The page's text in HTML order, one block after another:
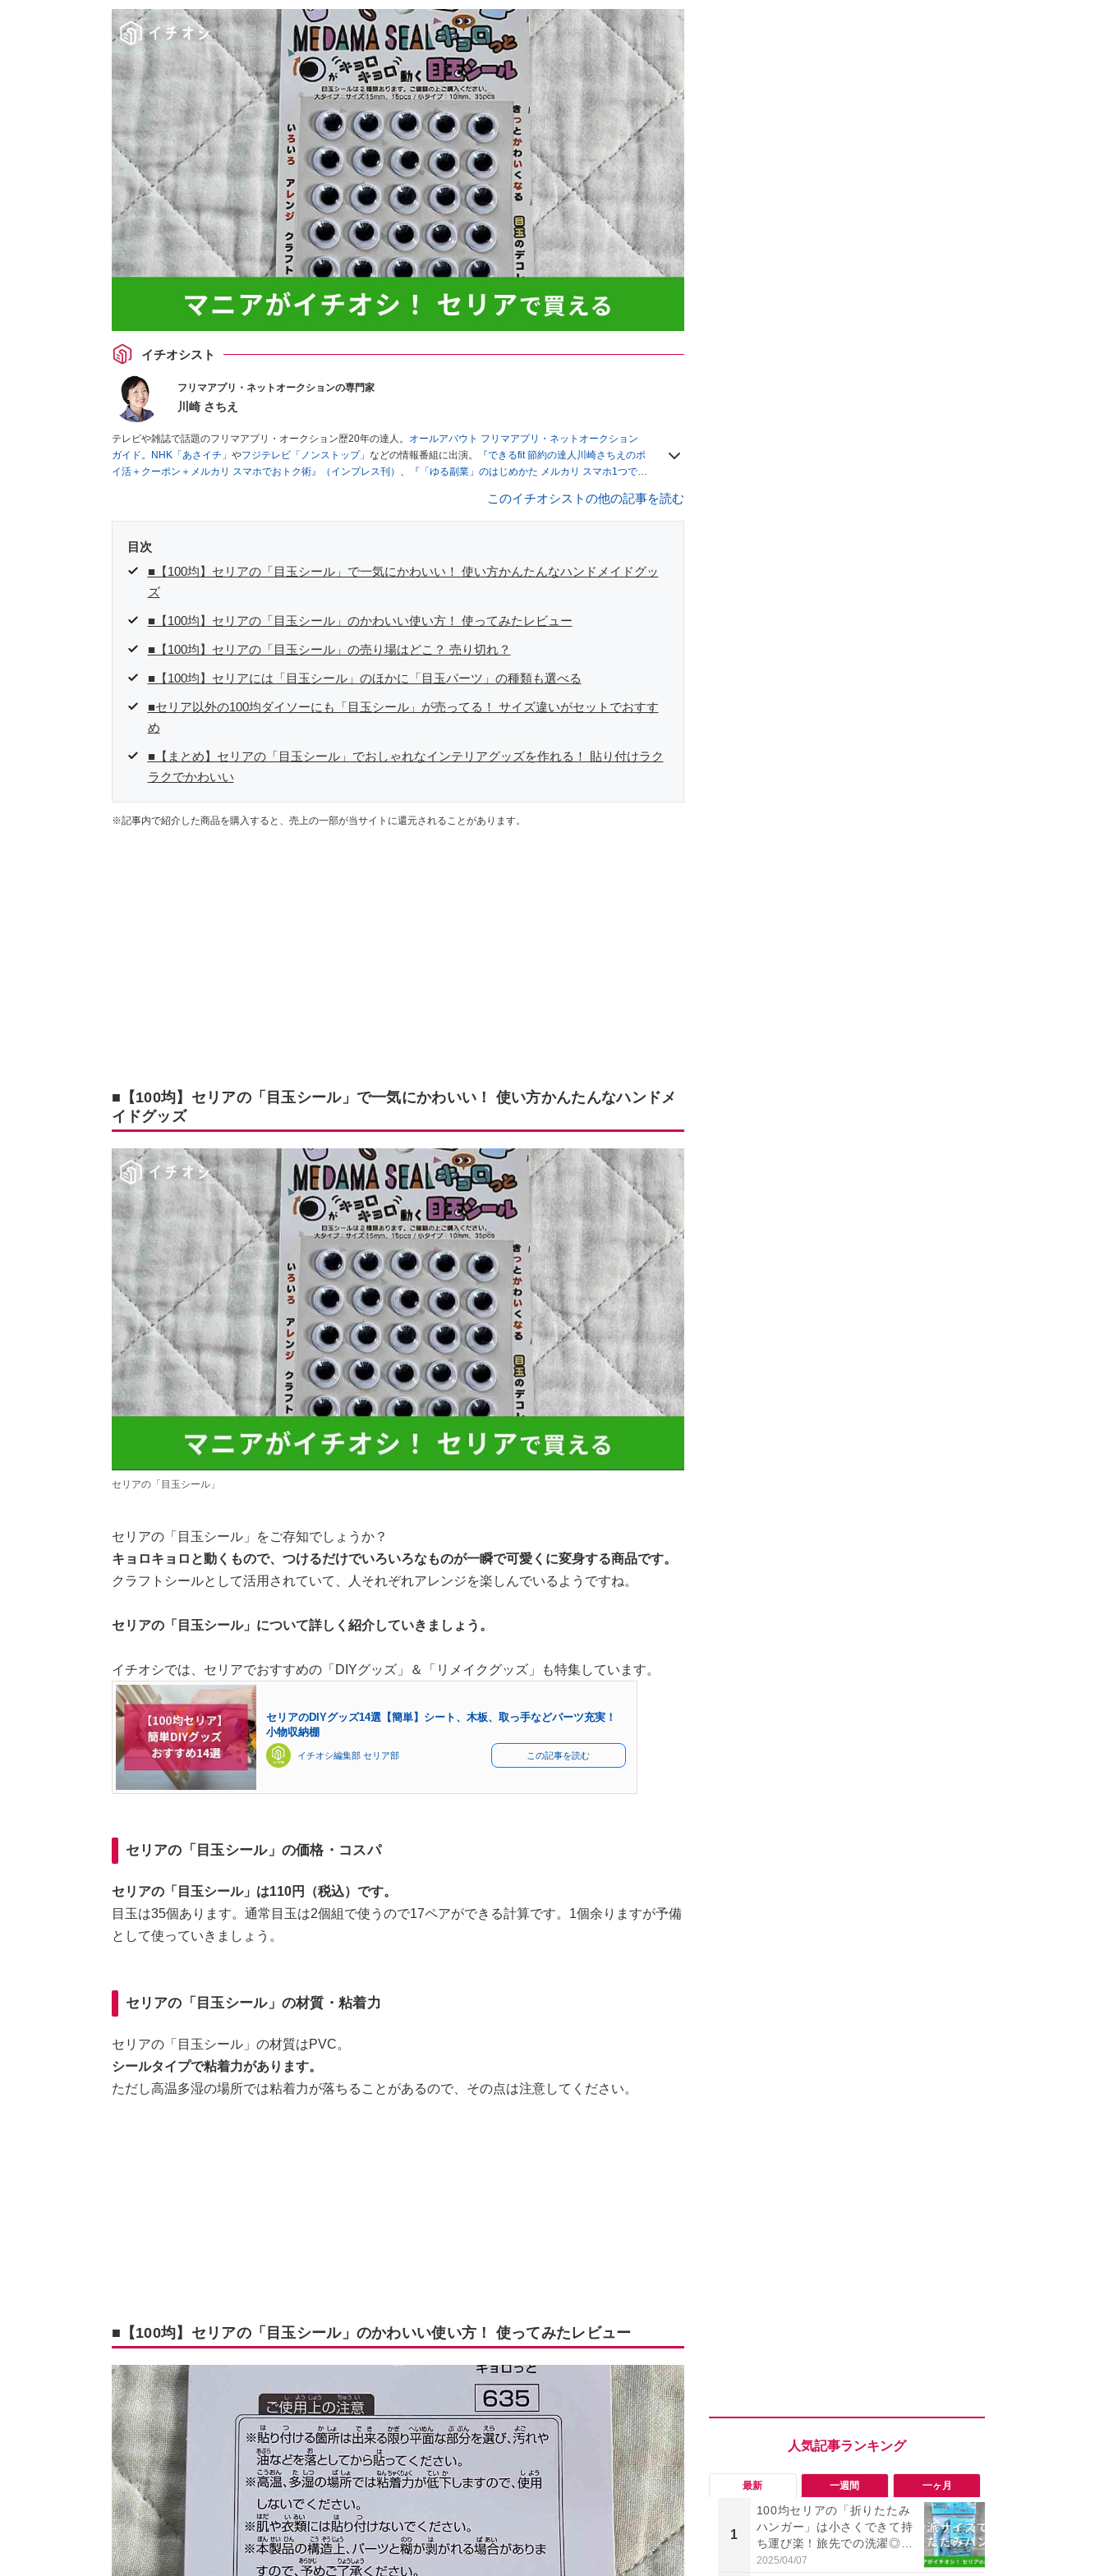
イチオシスト
フリマアプリ・ネットオークションの専門家
川崎 さちえ
テレビや雑誌で話題のフリマアプリ・オークション歴20年の達人。
オールアバウト フリマアプリ・ネットオークション
ガイド。 NHK「あさイチ」 やフジテレビ「ノンストップ」 などの情報番組に出演。
『できるfit 節約の達人川崎さちえのポ
イ活＋クーポン＋メルカリ スマホでおトク術』（インプレス刊） 、
『「ゆる副業」のはじめかた メルカリ スマホ1つでス
■経歴：2003年、夫が子育てをするために、突然会社を辞める。翌月からの給料が０円になり、家にいながら、しかも空
いた時間でできるオークションに目をつける。しかし、取引の仕方がわからずに、まずは落札者として参加。その後、出
を生活の一部に取り入れるべく、「ネットオークションやフリマアプリは生活のインフラになる」という考えを持つ。ま
た消費税増税の社会においては、ネットオークションやフリマアプリが家計の救世主になりえると考え、業者とは違う視
点でユーザーとして参加中。
このイチオシストの他の記事を読む
目次
■【100均】セリアの「目玉シール」で一気にかわいい！ 使い方かんたんなハンドメイドグッ
ズ
■【100均】セリアの「目玉シール」のかわいい使い方！ 使ってみたレビュー
■【100均】セリアの「目玉シール」の売り場はどこ？ 売り切れ？
■【100均】セリアには「目玉シール」のほかに「目玉パーツ」の種類も選べる
■セリア以外の100均ダイソーにも「目玉シール」が売ってる！ サイズ違いがセットでおすす
め
■【まとめ】セリアの「目玉シール」でおしゃれなインテリアグッズを作れる！ 貼り付けラク
ラクでかわいい
※記事内で紹介した商品を購入すると、売上の一部が当サイトに還元されることがあります。
■【100均】セリアの「目玉シール」で一気にかわいい！ 使い方かんたんなハンドメ
イドグッズ
セリアの「目玉シール」
セリアの「目玉シール」をご存知でしょうか？
キョロキョロと動くもので、つけるだけでいろいろなものが一瞬で可愛くに変身する商品です。
クラフトシールとして活用されていて、人それぞれアレンジを楽しんでいるようですね。
セリアの「目玉シール」について詳しく紹介していきましょう。
イチオシでは、セリアでおすすめの「DIYグッズ」＆「リメイクグッズ」も特集しています。
セリアのDIYグッズ14選【簡単】シート、木板、取っ手などパーツ充実！
小物収納棚
イチオシ編集部 セリア部 この記事を読む
セリアの「目玉シール」の価格・コスパ
セリアの「目玉シール」は110円（税込）です。
目玉は35個あります。通常目玉は2個組で使うので17ペアができる計算です。1個余りますが予備
として使っていきましょう。
セリアの「目玉シール」の材質・粘着力
セリアの「目玉シール」の材質はPVC。
シールタイプで粘着力があります。
ただし高温多湿の場所では粘着力が落ちることがあるので、その点は注意してください。
■【100均】セリアの「目玉シール」のかわいい使い方！ 使ってみたレビュー
最新 一週間 一ヶ月
1
100均セリアの「折りたたみ
ハンガー」は小さくできて持
ち運び楽！旅先での洗濯◎便
利な旅行グッズ
2025/04/07